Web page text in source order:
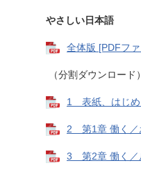
やさしい日本語
全体版 [PDFフ
（分割ダウンロード）
1 表紙、はじめ
2 第1章 働く／
3 第2章 働く／